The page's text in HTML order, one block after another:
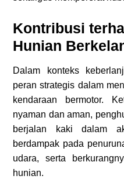
Kontribusi
Hunian
Dalam konteks
peran strategis dalam
kendaraan bermotor.
nyaman dan aman,
berjalan kaki dalam
berdampak pada
udara, serta
hunian.